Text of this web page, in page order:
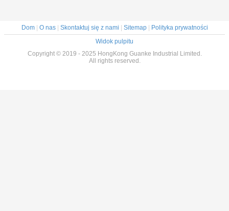
Dom| O nas| Skontaktuj się z nami Sitemap|
Polityka prywatności
Widok pulpitu
Copyright © 2019 - 2025 HongKong Guanke Industrial Limited.
All rights reserved.